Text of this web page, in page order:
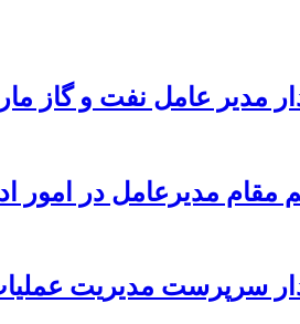
مدیر عامل نفت و گاز
مقام مدیرعامل در امور
سرپرست مدیریت